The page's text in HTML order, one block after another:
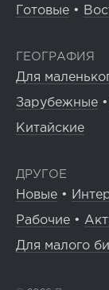
Готовые •
ГЕОГРАФИЯ
Для
Зарубежные •
Китайские
ДРУГОЕ
Новые •
Рабочие •
Для малого